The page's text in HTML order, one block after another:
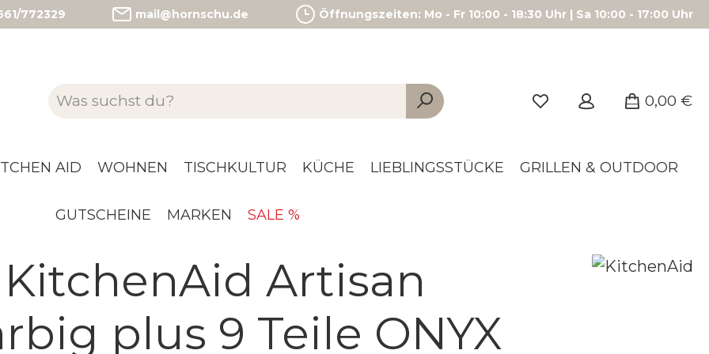
772329 mail@hornschu.de Öffnungszeiten: Mo - Fr 10:00 - 18:30 Uhr | Sa 10:00 - 17:00 Uhr
0,00 €
AID WOHNEN TISCHKULTUR KÜCHE LIEBLINGSSTÜCKE GRILLEN & OUTDOOR
GUTSCHEINE MARKEN SALE %
Artisan
plus 9 Teile ONYX